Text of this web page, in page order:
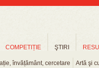
COMPETIȚIE ŞTIRI
învățământ, cercetare Artă şi